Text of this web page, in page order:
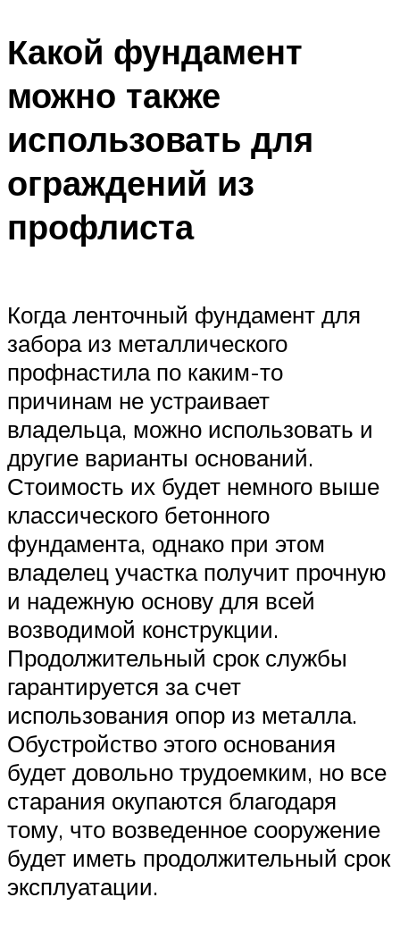
Какой фундамент
можно также
использовать для
ограждений из
профлиста
Когда ленточный фундамент для
забора из металлического
профнастила по каким-то
причинам не устраивает
владельца, можно использовать и
другие варианты оснований.
Стоимость их будет немного выше
классического бетонного
фундамента, однако при этом
владелец участка получит прочную
и надежную основу для всей
возводимой конструкции.
Продолжительный срок службы
гарантируется за счет
использования опор из металла.
Обустройство этого основания
будет довольно трудоемким, но все
старания окупаются благодаря
тому, что возведенное сооружение
будет иметь продолжительный срок
эксплуатации.